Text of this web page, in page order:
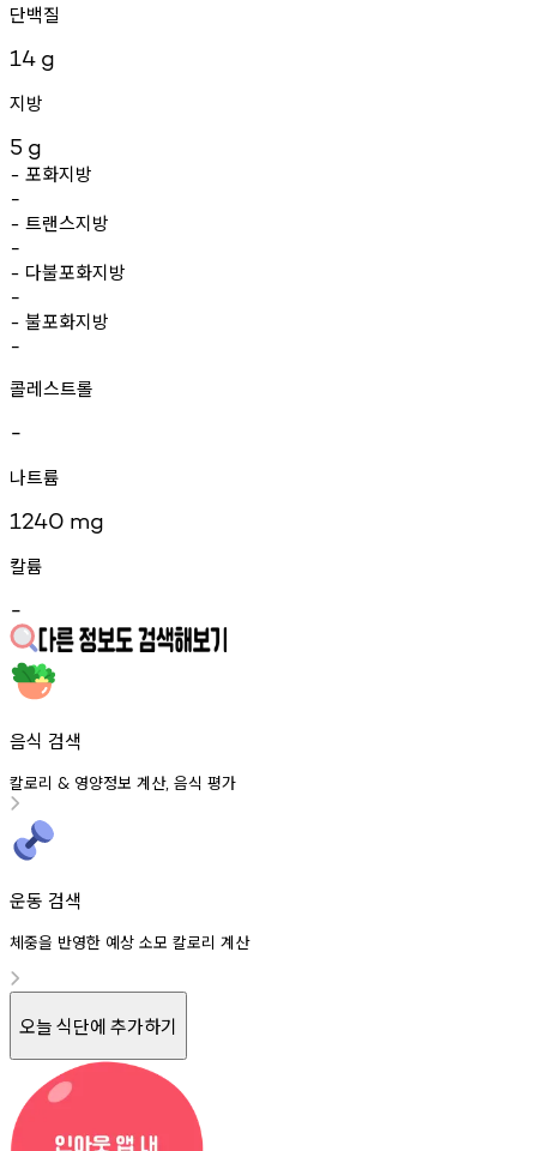
단백질
14 g
지방
5 g
- 포화지방
-
- 트랜스지방
-
- 다불포화지방
-
- 불포화지방
-
콜레스트롤
-
나트륨
1240 mg
칼륨
-
음식 검색
칼로리 & 영양정보 계산, 음식 평가
운동 검색
체중을 반영한 예상 소모 칼로리 계산
오늘 식단에 추가하기